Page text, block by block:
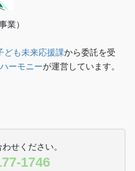
業）
ども未来応援課から委託を受
ーモニーが運営しています。
せください。
1746